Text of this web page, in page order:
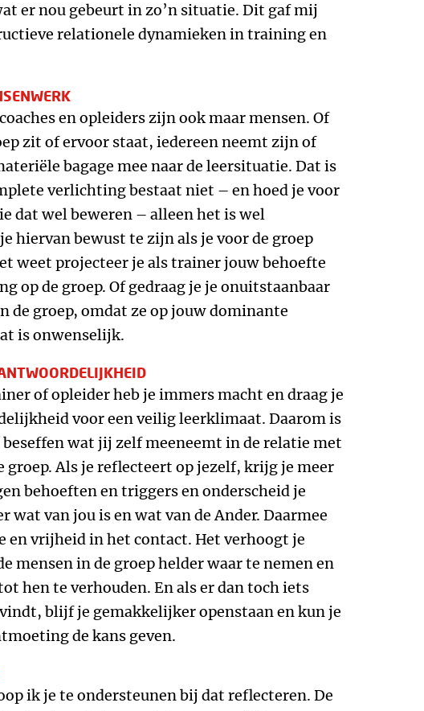
er nou gebeurt in zo’n situatie. Dit gaf mij
relationele dynamieken in training en
en opleiders zijn ook maar mensen. Of
zit of ervoor staat, iedereen neemt zijn of
bagage mee naar de leersituatie. Dat is
verlichting bestaat niet – en hoed je voor
dat wel beweren – alleen het is wel
hiervan bewust te zijn als je voor de groep
weet projecteer je als trainer jouw behoefte
op de groep. Of gedraag je je onuitstaanbaar
de groep, omdat ze op jouw dominante
is onwenselijk.
of opleider heb je immers macht en draag je
voor een veilig leerklimaat. Daarom is
beseffen wat jij zelf meeneemt in de relatie met
groep. Als je reflecteert op jezelf, krijg je meer
behoeften en triggers en onderscheid je
wat van jou is en wat van de Ander. Daarmee
en vrijheid in het contact. Het verhoogt je
mensen in de groep helder waar te nemen en
hen te verhouden. En als er dan toch iets
blijf je gemakkelijker openstaan en kun je
de kans geven.
ik je te ondersteunen bij dat reflecteren. De